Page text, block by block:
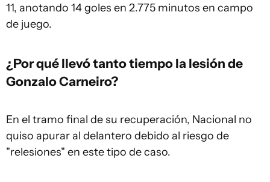
11, anotando 14 goles en 2.775 minutos en campo
de juego.
¿Por qué llevó tanto tiempo la lesión de
Gonzalo Carneiro?
En el tramo final de su recuperación, Nacional no
quiso apurar al delantero debido al riesgo de
"relesiones" en este tipo de caso.